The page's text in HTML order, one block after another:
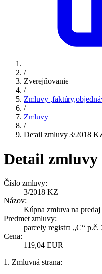
/
Zverejňovanie
/
Zmluvy
/
Zmluvy
/
Detail zmluvy 3/2018
Detail zmluvy
Číslo zmluvy:
3/2018 KZ
Názov:
Kúpna zmluva na predaj
Predmet zmluvy:
parcely registra „C“
Cena:
119,04 EUR
1. Zmluvná strana: